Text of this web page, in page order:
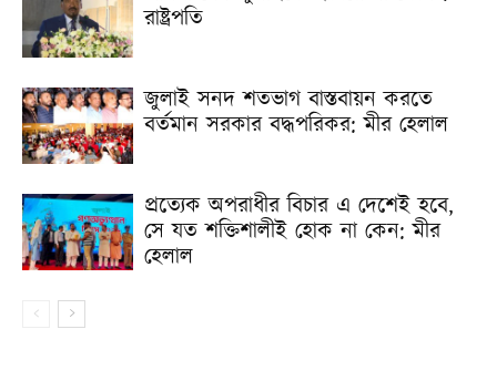
রাষ্ট্রপতি
জুলাই সনদ শতভাগ বাস্তবায়ন করতে
বর্তমান সরকার বদ্ধপরিকর: মীর হেলাল
প্রত্যেক অপরাধীর বিচার এ দেশেই হবে,
সে যত শক্তিশালীই হোক না কেন: মীর
হেলাল